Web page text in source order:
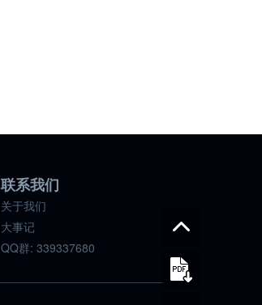
联系我们
关于我们
大事记
QQ群: 339337680